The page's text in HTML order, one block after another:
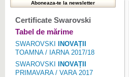
Certificate Swarovski
Tabel de mărime
SWAROVSKI
INOVAȚII
TOAMNA / IARNA 2017/18
SWAROVSKI
INOVAȚII
PRIMAVARA / VARA 2017